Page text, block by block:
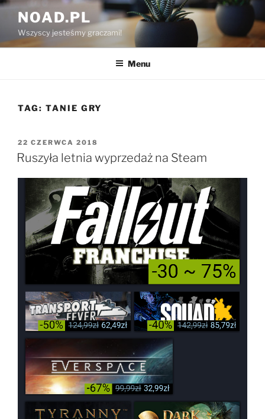
Przejdź
treści
NOAD.PL
Wszyscy jesteśmy graczami!
Menu
TAG: TANIE GRY
OPUBLIKOWANE
W
22 CZERWCA 2018
Ruszyła letnia wyprzedaż na Steam